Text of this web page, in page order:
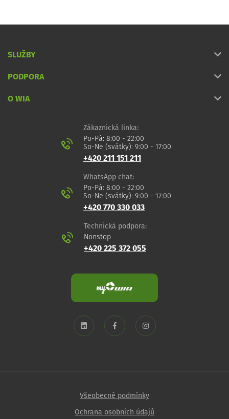
SLUŽBY
PODPORA
O WIA
Zákaznická linka:
Po-Pá: 8:00 - 22:00
So-Ne (svátky): 9:00 - 17:00
+420 211 151 211
WhatsApp chat:
Po-Pá: 8:00 - 22:00
So-Ne (svátky): 9:00 - 17:00
+420 770 330 033
Technická podpora:
Nonstop
+420 225 372 055
Všeobecné podmínky
Ochrana osobních údajů